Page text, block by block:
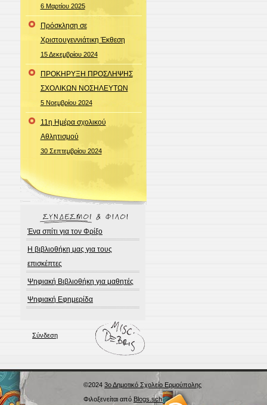
6 Μαρτίου 2025
Πρόσκληση σε
Χριστουγεννιάτικη Έκθεση
15 Δεκεμβρίου 2024
ΠΡΟΚΗΡΥΞΗ ΠΡΟΣΛΗΨΗΣ
ΣΧΟΛΙΚΩΝ ΝΟΣΗΛΕΥΤΩΝ
5 Νοεμβρίου 2024
11η Ημέρα σχολικού
Αθλητισμού
30 Σεπτεμβρίου 2024
Ένα σπίτι για τον Φρίξο
Η βιβλιοθήκη μας για τους
επισκέπτες
Ψηφιακή Βιβλιοθήκη για μαθητές
Ψηφιακή Εφημερίδα
Σύνδεση
©2024 3ο Δημοτικό Σχολείο Ερμούπολης
Φιλοξενείται από Blogs.sch.gr